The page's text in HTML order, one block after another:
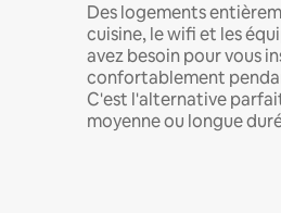
Des logements
cuisine, le wifi et les
avez besoin pour vous
confortablement
C'est l'alternative
moyenne ou longue